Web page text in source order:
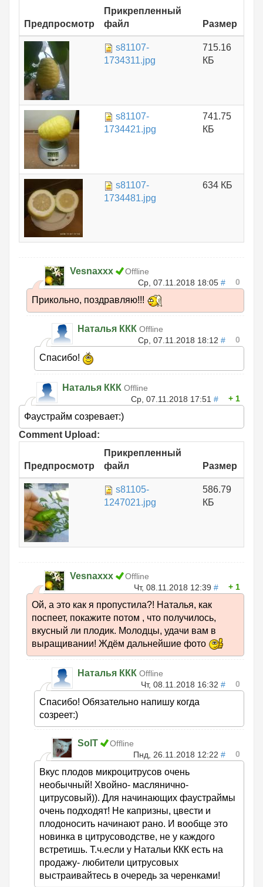
Предпросмотр
Прикрепленный
файл
Размер
s81107-
1734311.jpg
715.16
КБ
s81107-
1734421.jpg
741.75
КБ
s81107-
1734481.jpg
634 КБ
Vesnaxxx
Offline
Ср, 07.11.2018 18:05 # 0
Прикольно, поздравляю!!!
Наталья ККК Offline
Ср, 07.11.2018 18:12 # 0
Спасибо!
Наталья ККК Offline
Ср, 07.11.2018 17:51 # 1
Фаустрайм созревает:)
Comment Upload:
Предпросмотр
Прикрепленный
файл
Размер
s81105-
1247021.jpg
586.79
КБ
Vesnaxxx
Offline
Чт, 08.11.2018 12:39 # 1
Ой, а это как я пропустила?! Наталья, как
поспеет, покажите потом , что получилось,
вкусный ли плодик. Молодцы, удачи вам в
выращивании! Ждём дальнейшие фото
Наталья ККК Offline
Чт, 08.11.2018 16:32 # 0
Спасибо! Обязательно напишу когда
созреет:)
SolT
Offline
Пнд, 26.11.2018 12:22 # 0
Вкус плодов микроцитрусов очень
необычный! Хвойно- маслянично-
цитрусовый)). Для начинающих фаустраймы
очень подходят! Не капризны, цвести и
плодоносить начинают рано. И вообще это
новинка в цитрусоводстве, не у каждого
встретишь. Т.ч.если у Натальи ККК есть на
продажу- любители цитрусовых
выстраивайтесь в очередь за черенками!